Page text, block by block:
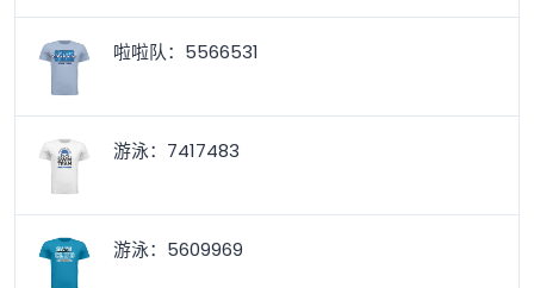
啦啦队：5566531
游泳：7417483
游泳：5609969